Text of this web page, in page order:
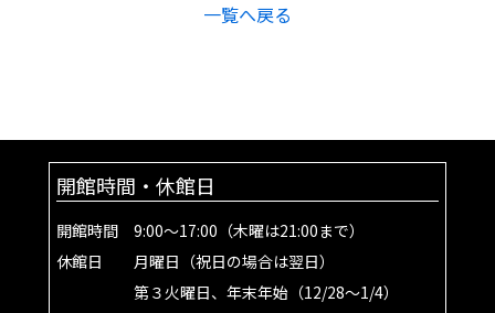
一覧へ戻る
開館時間・休館日
開館時間 9:00～17:00（木曜は21:00まで）
休館日 月曜日（祝日の場合は翌日）
第３火曜日、年末年始（12/28～1/4）